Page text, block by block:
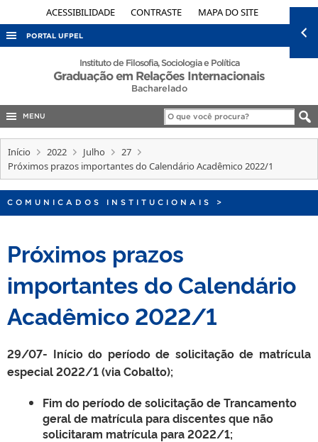
ACESSIBILIDADE CONTRASTE MAPA DO SITE
PORTAL UFPEL
ACESSO À INFORMAÇÃO
EDITAIS
INTERNACIONAL
OUVIDORIA
TELEFONES
Instituto de Filosofia, Sociologia e Política
Graduação em Relações Internacionais
Bacharelado
MENU
Início 2022 Julho
27
Próximos prazos importantes do Calendário Acadêmico 2022/1
COMUNICADOS INSTITUCIONAIS >
Próximos prazos
importantes do Calendário
Acadêmico 2022/1
29/07- Início do período de solicitação de matrícula
especial 2022/1 (via Cobalto);
Fim do período de solicitação de Trancamento
geral de matrícula para discentes que não
solicitaram matrícula para 2022/1;